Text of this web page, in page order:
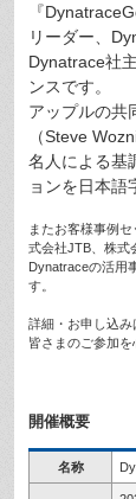
『
リーダー、
Dynatrace社
ンスです。
アップルの共
（Steve
名人による基
ョンを日本語
またお客様事例
式会社JTB、株式
Dynatraceの活用
す。
詳細・お申し込み
皆さまのご参加を
開催概要
名称